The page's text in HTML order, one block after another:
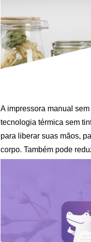
A impressora manual
tecnologia térmica sem
para liberar suas mãos,
corpo. Também pode